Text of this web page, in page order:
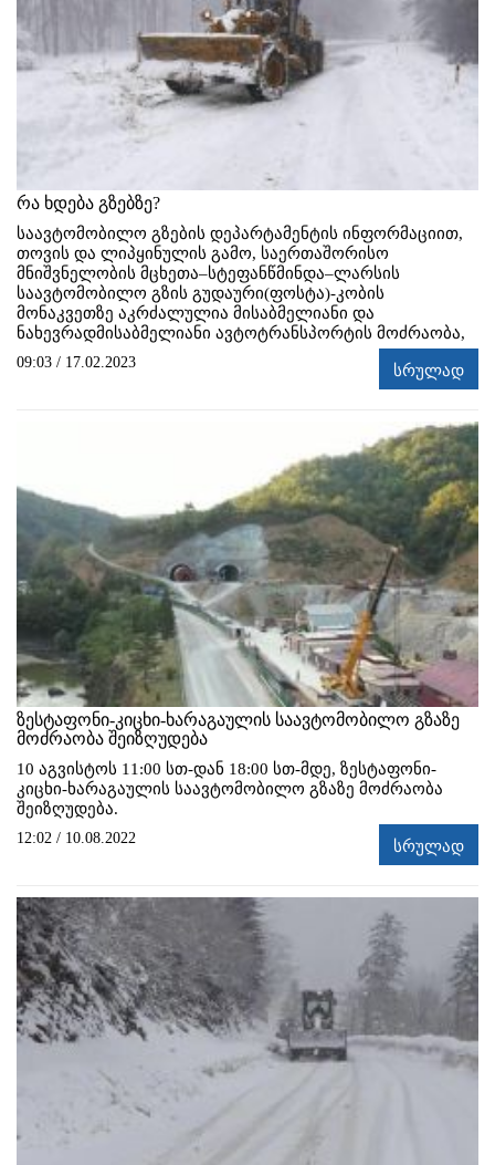
რა ხდება გზებზე?
საავტომობილო გზების დეპარტამენტის ინფორმაციით,
თოვის და ლიპყინულის გამო, საერთაშორისო
მნიშვნელობის მცხეთა–სტეფანწმინდა–ლარსის
საავტომობილო გზის გუდაური(ფოსტა)-კობის
მონაკვეთზე აკრძალულია მისაბმელიანი და
ნახევრადმისაბმელიანი ავტოტრანსპორტის მოძრაობა,
09:03 / 17.02.2023 სრულად
ზესტაფონი-კიცხი-ხარაგაულის საავტომობილო გზაზე
მოძრაობა შეიზღუდება
10 აგვისტოს 11:00 სთ-დან 18:00 სთ-მდე, ზესტაფონი-
კიცხი-ხარაგაულის საავტომობილო გზაზე მოძრაობა
შეიზღუდება.
12:02 / 10.08.2022 სრულად